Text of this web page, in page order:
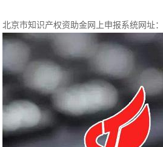
双软评估
北京市知识产权资助金网上申报系统网址：